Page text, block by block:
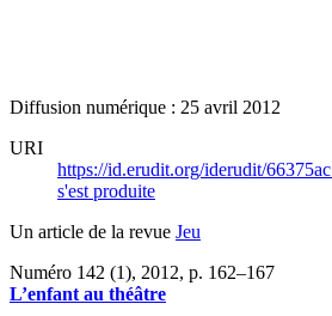
Diffusion numérique : 25 avril 2012
URI
https://id.erudit.org/iderudit/66375ac
s'est produite
Un article de la revue Jeu
Numéro 142 (1), 2012, p. 162–167
L’enfant au théâtre